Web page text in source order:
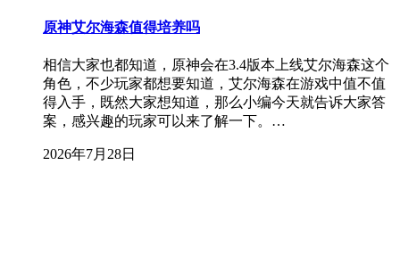
原神艾尔海森值得培养吗
相信大家也都知道，原神会在3.4版本上线艾尔海森这个
角色，不少玩家都想要知道，艾尔海森在游戏中值不值
得入手，既然大家想知道，那么小编今天就告诉大家答
案，感兴趣的玩家可以来了解一下。…
2026年7月28日